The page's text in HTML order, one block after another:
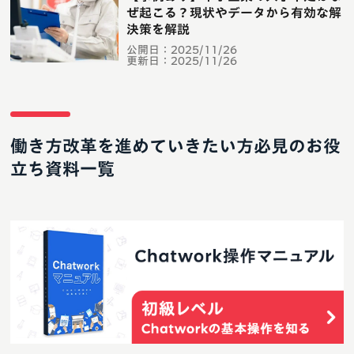
公開日： 2025/11/26
更新日： 2025/11/26
ぜ起こる？現状やデータから有効な解
決策を解説
働き方改革を進めていきたい方必見のお役
立ち資料一覧